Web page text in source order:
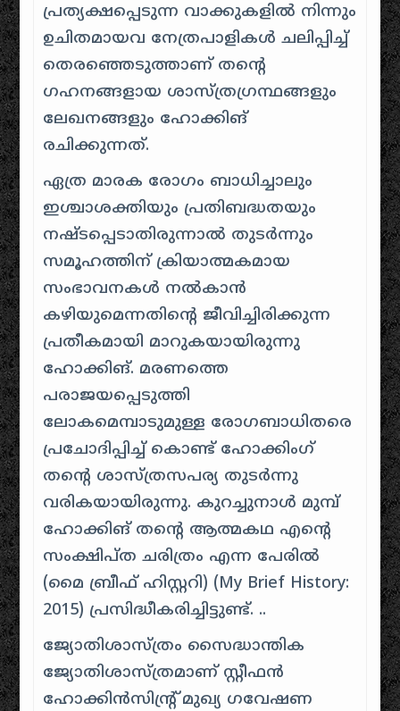
പ്രത്യക്ഷപ്പെടുന്ന വാക്കുകളിൽ നിന്നും
ഉചിതമായവ നേത്രപാളികൾ ചലിപ്പിച്ച്
തെരഞ്ഞെടുത്താണ് തന്റെ
ഗഹനങ്ങളായ ശാസ്ത്രഗ്രന്ഥങ്ങളും
ലേഖനങ്ങളും ഹോക്കിങ്
രചിക്കുന്നത്.
ഏത്ര മാരക രോഗം ബാധിച്ചാലും
ഇശ്ചാശക്തിയും പ്രതിബദ്ധതയും
നഷ്ടപ്പെടാതിരുന്നാൽ തുടർന്നും
സമൂഹത്തിന് ക്രിയാത്മകമായ
സംഭാവനകൾ നൽകാൻ
കഴിയുമെന്നതിന്റെ ജീവിച്ചിരിക്കുന്ന
പ്രതീകമായി മാറുകയായിരുന്നു
ഹോക്കിങ്. മരണത്തെ
പരാജയപ്പെടുത്തി
ലോകമെമ്പാടുമുള്ള രോഗബാധിതരെ
പ്രചോദിപ്പിച്ച് കൊണ്ട് ഹോക്കിംഗ്
തന്റെ ശാസ്ത്രസപര്യ തുടർന്നു
വരികയായിരുന്നു. കുറച്ചുനാൾ മുമ്പ്
ഹോക്കിങ് തന്റെ ആത്മകഥ എന്റെ
സംക്ഷിപ്ത ചരിത്രം എന്ന പേരിൽ
(മൈ ബ്രീഫ് ഹിസ്റ്ററി) (My Brief History:
2015) പ്രസിദ്ധീകരിച്ചിട്ടുണ്ട്. ..
ജ്യോതിശാസ്ത്രം സൈദ്ധാന്തിക
ജ്യോതിശാസ്ത്രമാണ്‌ സ്റ്റീഫൻ
ഹോക്കിൻസിന്റ്ര് മുഖ്യ ഗവേഷണ